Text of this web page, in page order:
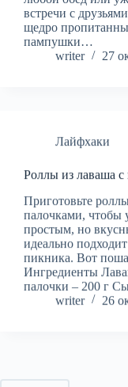
встречи с
щедро
пампушки…
writer
27
Лайфхаки
Роллы из лаваша
Приготовьте
палочками, чтобы
простым, но
идеально
пикника. Вот
Ингредиенты
палочки – 200 г
writer
26